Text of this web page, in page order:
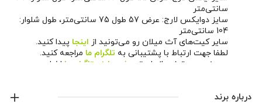
سانتی‌متر
سایز دوایکس لارج: عرض 57 طول 75 سانتی‌متر، طول شلوار:
104 سانتی‌متر
سایر کیت‌های آث میلان رو می‌تونید از اینجا پیدا کنید.
لطفا جهت ارتباط با پشتیبانی به تلگرام ما مراجعه کنید.
همچنین می‌تونید از طریق
صفحه اینستاگرام ما اخبار و
درباره برند